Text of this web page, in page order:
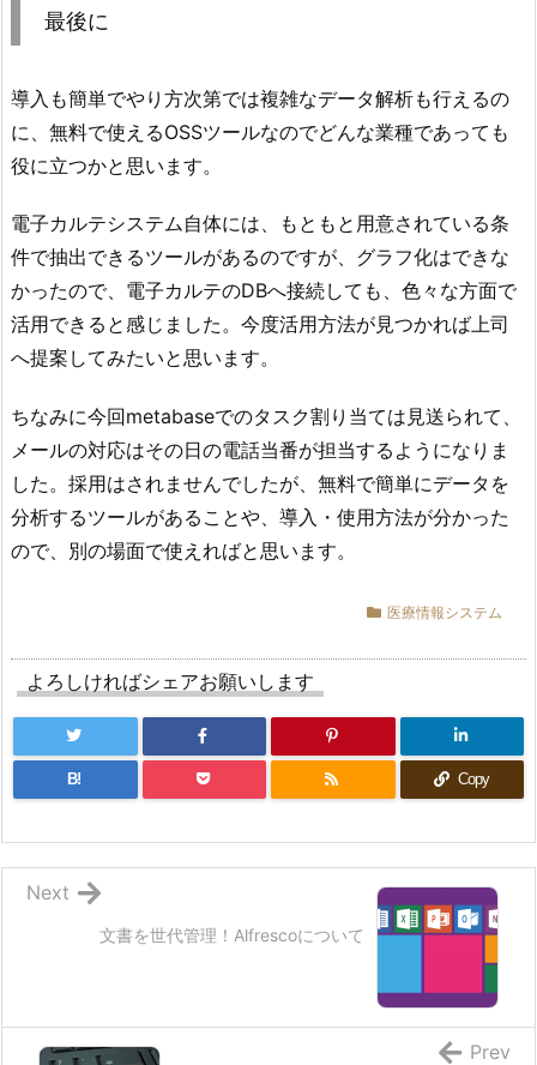
最後に
導入も簡単でやり方次第では複雑なデータ解析も行えるの
に、無料で使えるOSSツールなのでどんな業種であっても
役に立つかと思います。
電子カルテシステム自体には、もともと用意されている条
件で抽出できるツールがあるのですが、グラフ化はできな
かったので、電子カルテのDBへ接続しても、色々な方面で
活用できると感じました。今度活用方法が見つかれば上司
へ提案してみたいと思います。
ちなみに今回metabaseでのタスク割り当ては見送られて、
メールの対応はその日の電話当番が担当するようになりま
した。採用はされませんでしたが、無料で簡単にデータを
分析するツールがあることや、導入・使用方法が分かった
ので、別の場面で使えればと思います。
医療情報システム
よろしければシェアお願いします
B! Copy
文書を世代管理！Alfrescoについて
Next
Prev